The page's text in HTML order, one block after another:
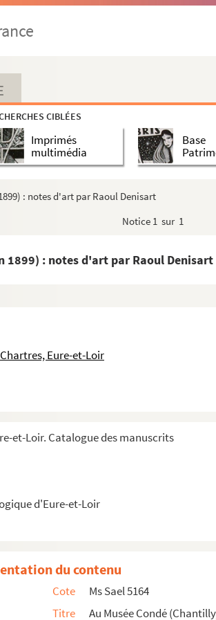
CIBLÉES
Imprimés
multimédia
Base
: notes d'art par Raoul Denisart
Notice 1 sur 1
1899) : notes d'art par Raoul Denisart
Eure-et-Loir
et-Loir. Catalogue des manuscrits
d'Eure-et-Loir
de la Société archéologique d'Eure-et-Loir
de Philippe le Bel
l'histoire de la cathédrale de Chartres pendannt
d'une poterne bouelvard Chasles
entrer
pièces contenues dans le carton intitulé :
; sentence de 1579. Prieuré de Sainte-Foy
(1781-1788)
bourgeoise de Paris, originaire de Dreux (Garni...
depuis 1899, tome I
du contenu
Cote
Ms Sael 5164
Titre
Au Musée Condé